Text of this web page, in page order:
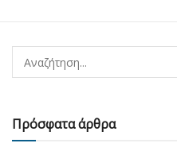
Πρόσφατα άρθρα